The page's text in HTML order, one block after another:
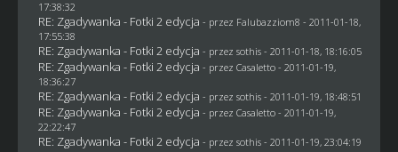
17:38:32
RE: Zgadywanka - Fotki 2 edycja - przez Falubazziom8 - 2011-01-18,
17:55:38
RE: Zgadywanka - Fotki 2 edycja - przez sothis- 2011-01-18, 18:16:05
RE: Zgadywanka - Fotki 2 edycja - przez Casaletto- 2011-01-19,
18:36:27
RE: Zgadywanka - Fotki 2 edycja - przez sothis- 2011-01-19, 18:48:51
RE: Zgadywanka - Fotki 2 edycja - przez Casaletto- 2011-01-19,
22:22:47
RE: Zgadywanka - Fotki 2 edycja - przez sothis- 2011-01-19, 23:04:19